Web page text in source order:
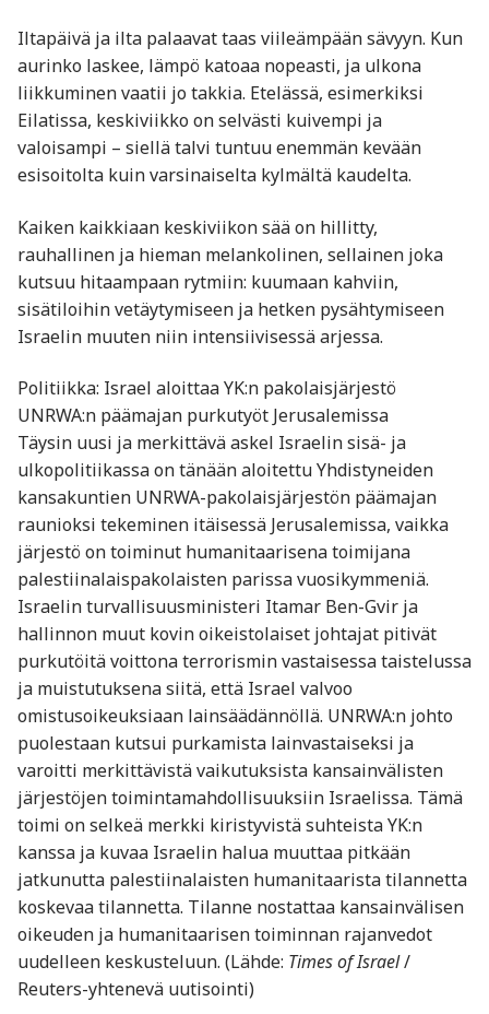
Iltapäivä ja ilta palaavat taas viileämpään sävyyn. Kun
aurinko laskee, lämpö katoaa nopeasti, ja ulkona
liikkuminen vaatii jo takkia. Etelässä, esimerkiksi
Eilatissa, keskiviikko on selvästi kuivempi ja
valoisampi – siellä talvi tuntuu enemmän kevään
esisoitolta kuin varsinaiselta kylmältä kaudelta.
Kaiken kaikkiaan keskiviikon sää on hillitty,
rauhallinen ja hieman melankolinen, sellainen joka
kutsuu hitaampaan rytmiin: kuumaan kahviin,
sisätiloihin vetäytymiseen ja hetken pysähtymiseen
Israelin muuten niin intensiivisessä arjessa.
Politiikka: Israel aloittaa YK:n pakolaisjärjestö
UNRWA:n päämajan purkutyöt Jerusalemissa
Täysin uusi ja merkittävä askel Israelin sisä- ja
ulkopolitiikassa on tänään aloitettu Yhdistyneiden
kansakuntien UNRWA-pakolaisjärjestön päämajan
raunioksi tekeminen itäisessä Jerusalemissa, vaikka
järjestö on toiminut humanitaarisena toimijana
palestiinalaispakolaisten parissa vuosikymmeniä.
Israelin turvallisuusministeri Itamar Ben-Gvir ja
hallinnon muut kovin oikeistolaiset johtajat pitivät
purkutöitä voittona terrorismin vastaisessa taistelussa
ja muistutuksena siitä, että Israel valvoo
omistusoikeuksiaan lainsäädännöllä. UNRWA:n johto
puolestaan kutsui purkamista lainvastaiseksi ja
varoitti merkittävistä vaikutuksista kansainvälisten
järjestöjen toimintamahdollisuuksiin Israelissa. Tämä
toimi on selkeä merkki kiristyvistä suhteista YK:n
kanssa ja kuvaa Israelin halua muuttaa pitkään
jatkunutta palestiinalaisten humanitaarista tilannetta
koskevaa tilannetta. Tilanne nostattaa kansainvälisen
oikeuden ja humanitaarisen toiminnan rajanvedot
uudelleen keskusteluun. (Lähde: Times of Israel/
Reuters-yhtenevä uutisointi)